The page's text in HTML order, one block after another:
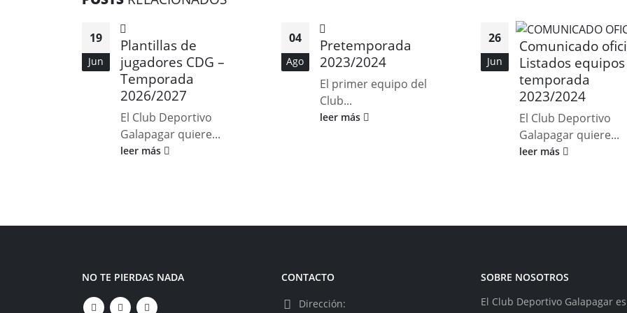
19
Jun
Plantillas de
jugadores CDG –
Temporada
2026/2027
El Club Deportivo
Galapagar quiere...
leer más
04
Ago
Pretemporada
2023/2024
El primer equipo del
Club...
leer más
26
Jun
Comunicado
Listados equipos
temporada
2023/2024
El Club Deportivo
Galapagar quiere...
leer más
NO TE PIERDAS NADA
CONTACTO
Dirección:
SOBRE NOSOTROS
El Club Deportivo Galapagar